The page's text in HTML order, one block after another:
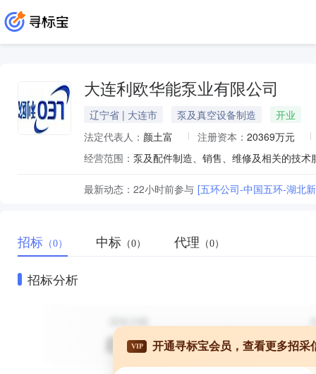
大连利欧华能泵业有限公司
辽宁省 | 大连市 泵及真空设备制造
开业
法定代表人： 颜土富 注册资本： 20369万元
经营范围： 泵及配件制造、销售、维修及相关的技
最新动态： 22小时前参与 [五环公司-中国五环-湖北
招标 （0） 中标 （0） 代理 （0）
招标分析
VIP 开通寻标宝会员，查看更多招采